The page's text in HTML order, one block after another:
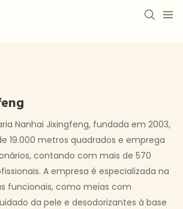
Nanhai Jixingfeng, fundada em 2003,
19.000 metros quadrados e emprega
contando com mais de 570
A empresa é especializada na
funcionais, como meias com
da pele e desodorizantes à base